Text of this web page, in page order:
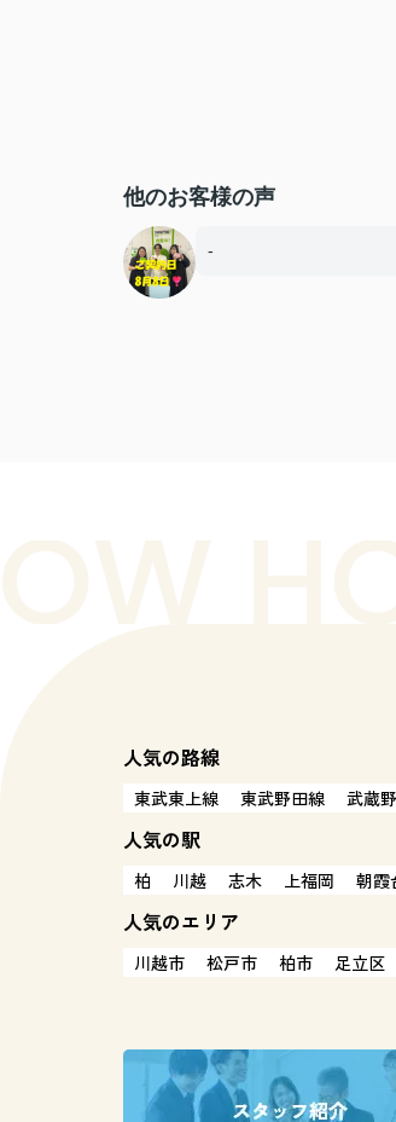
他のお客様の声
-
人気の路線
東武東上線 東武野田線 武蔵
人気の駅
柏 川越 志木 上福岡 朝霞
人気のエリア
川越市 松戸市 柏市 足立区